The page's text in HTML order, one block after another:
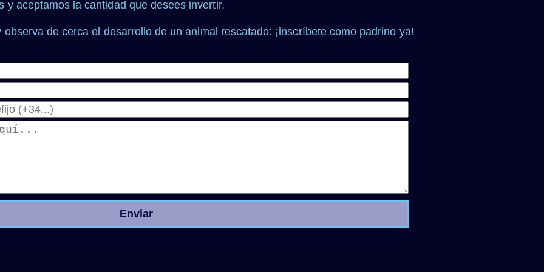
y aceptamos la cantidad que desees invertir.
de cerca el desarrollo de un animal rescatado: ¡inscríbete como padrino ya!
Enviar